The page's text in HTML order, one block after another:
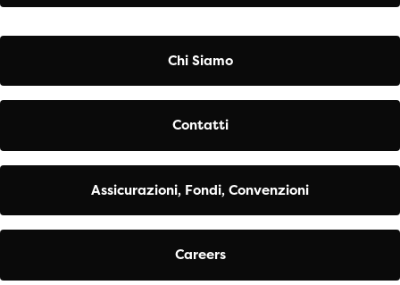
Chi Siamo
Contatti
Assicurazioni, Fondi, Convenzioni
Careers